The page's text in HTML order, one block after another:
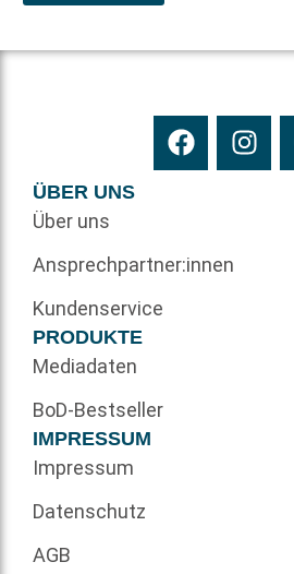
ÜBER UNS
Über uns
Ansprechpartner:innen
Kundenservice
PRODUKTE
Mediadaten
BoD-Bestseller
IMPRESSUM
Impressum
Datenschutz
AGB